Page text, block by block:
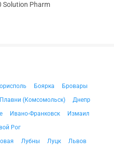
Pharm
Боярка
Бровары
(Комсомольск)
Днепр
Ивано-Франковск
Измаил
Рог
Лубны Луцк
Львов